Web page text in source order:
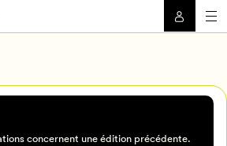
concernent une édition précédente.